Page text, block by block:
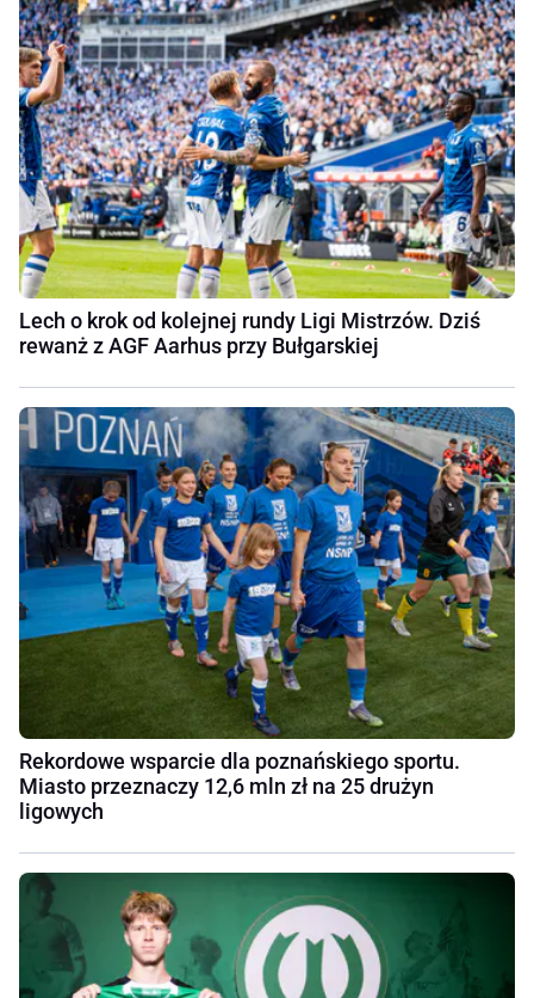
Lech o krok od kolejnej rundy Ligi Mistrzów. Dziś
rewanż z AGF Aarhus przy Bułgarskiej
Rekordowe wsparcie dla poznańskiego sportu.
Miasto przeznaczy 12,6 mln zł na 25 drużyn
ligowych